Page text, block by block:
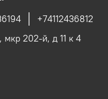
+74112436812
мкр 202-й, д 11 к 4